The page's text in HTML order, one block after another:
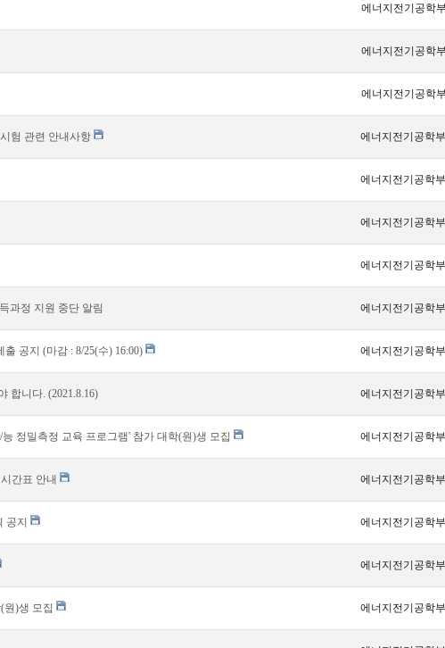
에너지전기공학부
에너지전기공학부
에너지전기공학부
험 관련 안내사항 에너지전기공학부
에너지전기공학부
에너지전기공학부
에너지전기공학부
과정 지원 중단 알림 에너지전기공학부
공지 (마감 : 8/25(수) 16:00) 에너지전기공학부
합니다. (2021.8.16) 에너지전기공학부
정밀측정 교육 프로그램' 참가 대학(원)생 모집 에너지전기공학부
간표 안내 에너지전기공학부
공지 에너지전기공학부
에너지전기공학부
원)생 모집 에너지전기공학부